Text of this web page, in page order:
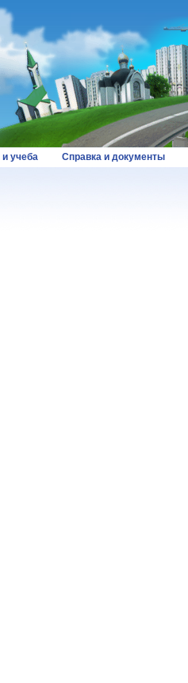
и учеба Справка и документы